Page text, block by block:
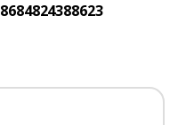
8684824388623